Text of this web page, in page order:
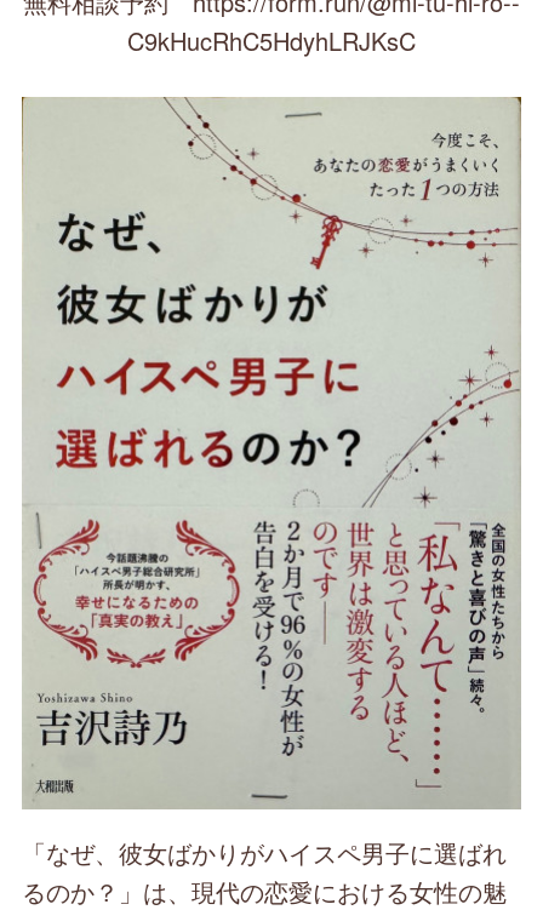
C9kHucRhC5HdyhLRJKsC
「なぜ、彼女ばかりがハイスペ男子に選ばれ
るのか？」は、現代の恋愛における女性の魅